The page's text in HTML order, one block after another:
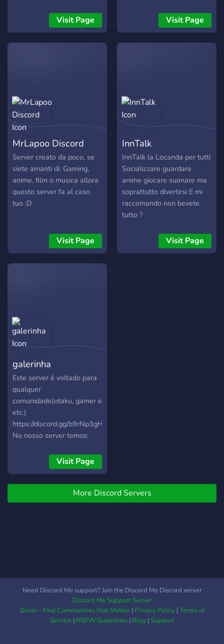
que buscas !! , contamos
con: _ _ ⠀ 🏮 ⊹︵︵︵︵︵
⊹ ୨୧ ⊹ ︵︵︵︵︵ ⊹ 🏮 _ _
__Miembros y staff
**constantes** y
**amigables.**__ _ _ ⟡ `🫧`
bots de entretenimiento. _ _
⌣ __**Se buscan alianzas
!!**__ _ _ ⠀ ︶︶︶ ‎𑁯 ︶︶ 🎐
ㅤ︶︶ ‎𑁯 ︶︶︶ _ _ ✢ ◍ `💌` ❛
**¡Únete y sé parte de
nuestra comunidad! ¡te
esperamos!**
Visit Page
valorant :3 e melhor de
todas call de musica :3
https://discord.gg/
Visit Page
MrLapoo Discord
Server creato da poco, se
siete amanti di: Gaming,
anime, film o musica allora
questo server fa al caso
tuo :D
Visit Page
InnTalk
InnTalk la Locanda per tutti
Socializzare guardare
anime giocare suonare ma
soprattutto divertirsi E mi
raccomando non bevete
tutto ?
Visit Page
galerinha
Este server é voltado para
qualquer
comunidade(otaku, gamer e
etc.)
https://discord.gg/b9rNp3gHp6
No nosso server temos:
jogos; ᐵ:headphones:Calls
aleatórias; ᐵ:ok_hand:Uma
possível amizade;
ᐵ:radioactive:Livres de
pessoas toxicas;
Visit Page
More Discord Servers
Need Discord Me support? Join the Discord Me Discord server
Discord Me Support Server
Grivio - Find Communities that Matter| Privacy Policy|Terms of
Service| NSFW Guidelines| Blog |Support